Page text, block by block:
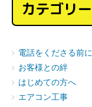
カテゴリー
電話をくださる前に
お客様との絆
はじめての方へ
エアコン工事